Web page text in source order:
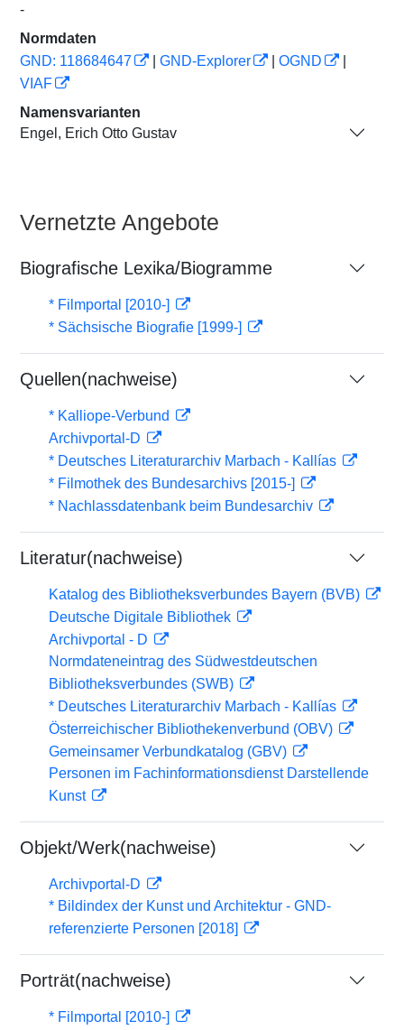
-
Normdaten
GND: 118684647
GND-Explorer OGND
VIAF
Namensvarianten
Engel, Erich Otto Gustav
Vernetzte Angebote
Biografische Lexika/Biogramme
* Filmportal [2010-]
* Sächsische Biografie [1999-]
Quellen(nachweise)
* Kalliope-Verbund
Archivportal-D
* Deutsches Literaturarchiv Marbach - Kallías
* Filmothek des Bundesarchivs [2015-]
* Nachlassdatenbank beim Bundesarchiv
Literatur(nachweise)
Katalog des Bibliotheksverbundes Bayern (BVB)
Deutsche Digitale Bibliothek
Archivportal - D
Normdateneintrag des Südwestdeutschen
Bibliotheksverbundes (SWB)
* Deutsches Literaturarchiv Marbach - Kallías
Österreichischer Bibliothekenverbund (OBV)
Gemeinsamer Verbundkatalog (GBV)
Personen im Fachinformationsdienst Darstellende
Kunst
Objekt/Werk(nachweise)
Archivportal-D
* Bildindex der Kunst und Architektur - GND-
referenzierte Personen [2018]
Porträt(nachweise)
* Filmportal [2010-]